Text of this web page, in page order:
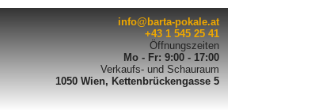
info@barta-pokale.at
+43 1 545 25 41
Öffnungszeiten
Mo - Fr: 9:00 - 17:00
Verkaufs- und Schauraum
1050 Wien, Kettenbrückengasse 5